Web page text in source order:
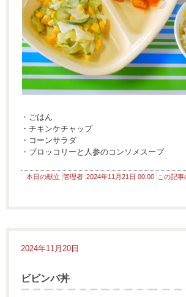
・ごはん
・チキンケチャップ
・コーンサラダ
・ブロッコリーと人参のコンソメスープ
本日の献立 管理者 2024年11月21日 00:00 この記
2024年11月20日
ビビンバ丼